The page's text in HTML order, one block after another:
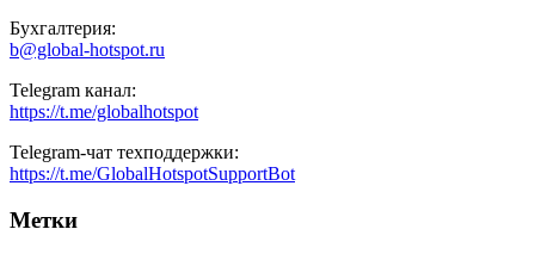
Бухгалтерия:
b@global-hotspot.ru
Telegram канал:
https://t.me/globalhotspot
Telegram-чат техподдержки:
https://t.me/GlobalHotspotSupportBot
Метки